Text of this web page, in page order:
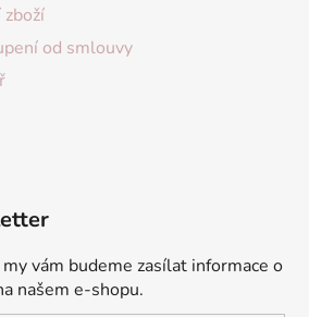
zboží
od smlouvy
vám budeme zasílat informace o
našem e-shopu.